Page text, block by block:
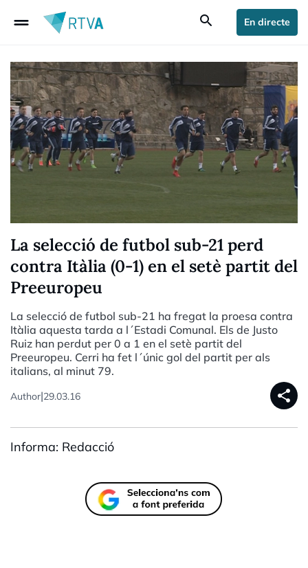
drag_handle search En directe
La selecció de futbol sub-21 perd
contra Itàlia (0-1) en el setè partit del
Preeuropeu
La selecció de futbol sub-21 ha fregat la proesa contra
Itàlia aquesta tarda a l´Estadi Comunal. Els de Justo
Ruiz han perdut per 0 a 1 en el setè partit del
Preeuropeu. Cerri ha fet l´únic gol del partit per als
italians, al minut 79.
Author|29.03.16 share
Informa: Redacció